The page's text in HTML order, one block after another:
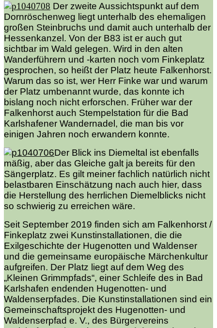
Der zweite Aussichtspunkt auf dem
Dornröschenweg liegt unterhalb des ehemaligen
großen Steinbruchs und damit auch unterhalb der
Hessenkanzel. Von der B83 ist er auch gut
sichtbar im Wald gelegen. Wird in den alten
Wanderführern und -karten noch vom Finkeplatz
gesprochen, so heißt der Platz heute Falkenhorst.
Warum das so ist, wer Herr Finke war und warum
der Platz umbenannt wurde, das konnte ich
bislang noch nicht erforschen. Früher war der
Falkenhorst auch Stempelstation für die Bad
Karlshafener Wandernadel, die man bis vor
einigen Jahren noch erwandern konnte.
Der Blick ins Diemeltal ist ebenfalls
mäßig, aber das Gleiche galt ja bereits für den
Sängerplatz. Es gilt meiner fachlich natürlich nicht
belastbaren Einschätzung nach auch hier, dass
die Herstellung des herrlichen Diemelblicks nicht
so schwierig zu erreichen wäre.
Seit September 2019 finden sich am Falkenhorst /
Finkeplatz zwei Kunstinstallationen, die die
Exilgeschichte der Hugenotten und Waldenser
und die gemeinsame europäische Märchenkultur
aufgreifen. Der Platz liegt auf dem Weg des
„Kleinen Grimmpfads“, einer Schleife des in Bad
Karlshafen endenden Hugenotten- und
Waldenserpfades. Die Kunstinstallationen sind ein
Gemeinschaftsprojekt des Hugenotten- und
Waldenserpfad e. V., des Bürgervereins